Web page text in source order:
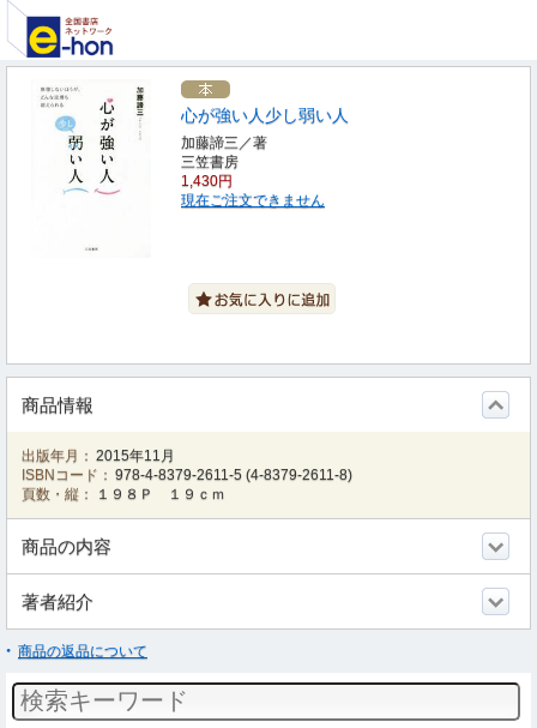
心が強い人少し弱い人
加藤諦三／著
三笠書房
1,430円
現在ご注文できません
商品情報
出版年月： 2015年11月
ISBNコード： 978-4-8379-2611-5 (4-8379-2611-8)
頁数・縦：
１９８Ｐ １９ｃｍ
商品の内容
著者紹介
商品の返品について